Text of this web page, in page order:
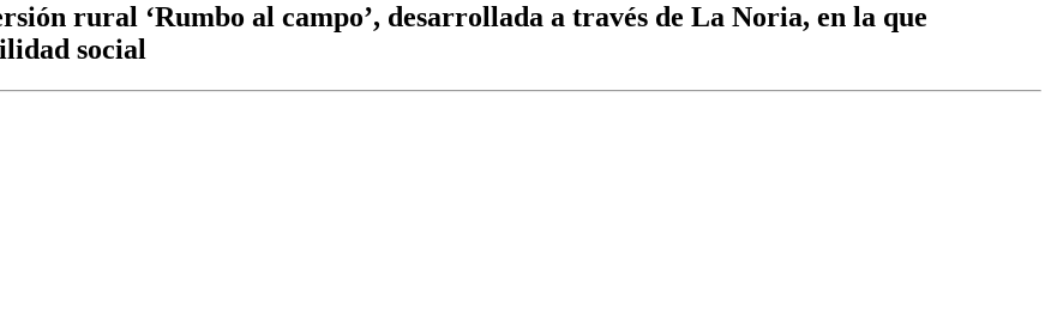
rural ‘Rumbo al campo’, desarrollada a través de La Noria, en la que
social